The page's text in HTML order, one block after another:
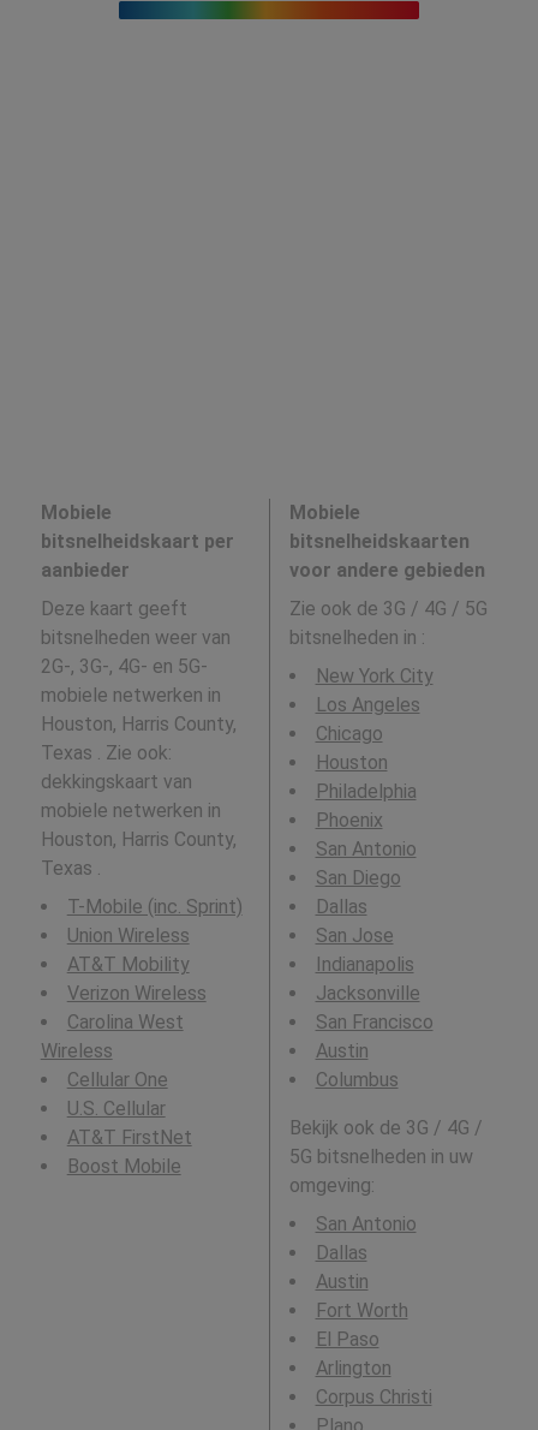
Mobiele
bitsnelheidskaart per
aanbieder
Deze kaart geeft
bitsnelheden weer van
2G-, 3G-, 4G- en 5G-
mobiele netwerken in
Houston, Harris County,
Texas . Zie ook:
dekkingskaart van
mobiele netwerken in
Houston, Harris County,
Texas .
T-Mobile (inc. Sprint)
Union Wireless
AT&T Mobility
Verizon Wireless
Carolina West
Wireless
Cellular One
U.S. Cellular
AT&T FirstNet
Boost Mobile
Mobiele
bitsnelheidskaarten
voor andere gebieden
Zie ook de 3G / 4G / 5G
bitsnelheden in :
New York City
Los Angeles
Chicago
Houston
Philadelphia
Phoenix
San Antonio
San Diego
Dallas
San Jose
Indianapolis
Jacksonville
San Francisco
Austin
Columbus
Bekijk ook de 3G / 4G /
5G bitsnelheden in uw
omgeving:
San Antonio
Dallas
Austin
Fort Worth
El Paso
Arlington
Corpus Christi